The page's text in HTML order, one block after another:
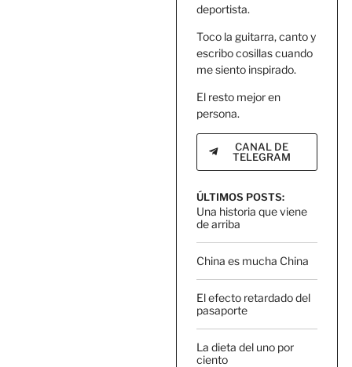
deportista.
Toco la guitarra, canto y
escribo cosillas cuando
me siento inspirado.
El resto mejor en
persona.
CANAL DE
TELEGRAM
ÚLTIMOS POSTS:
Una historia que viene
de arriba
China es mucha China
El efecto retardado del
pasaporte
La dieta del uno por
ciento